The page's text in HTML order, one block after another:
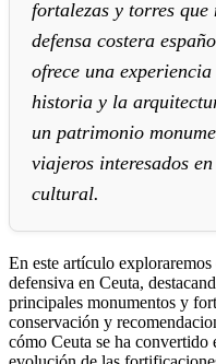
fortalezas y torres
defensa costera
ofrece una
historia y la
un patrimonio
viajeros interesados
cultural.
En este artículo
defensiva en Ceuta,
principales monumentos y
conservación y
cómo Ceuta se ha convertido